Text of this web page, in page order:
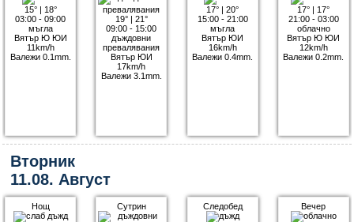
15°| 18°
03:00 - 09:00
мъгла
Вятър Ю ЮИ
11km/h
Валежи 0.1mm.
19°| 21°
09:00 - 15:00
дъждовни
превалявания
Вятър ЮИ
17km/h
Валежи 3.1mm.
17° |20°
15:00 - 21:00
мъгла
Вятър ЮИ
16km/h
Валежи 0.4mm.
17° | 17°
21:00 - 03:00
облачно
Вятър Ю ЮИ
12km/h
Валежи 0.2mm.
Вторник
11.08. Август
Нощ Сутрин Следобед Вечер